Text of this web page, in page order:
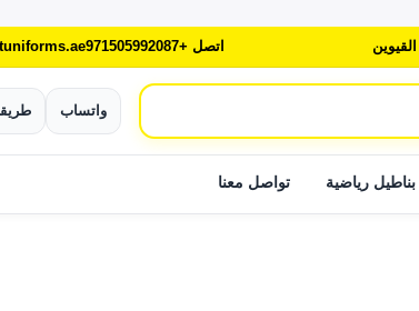
اتصل +971505992087
واتساب
بناطيل رياضية تواصل معنا